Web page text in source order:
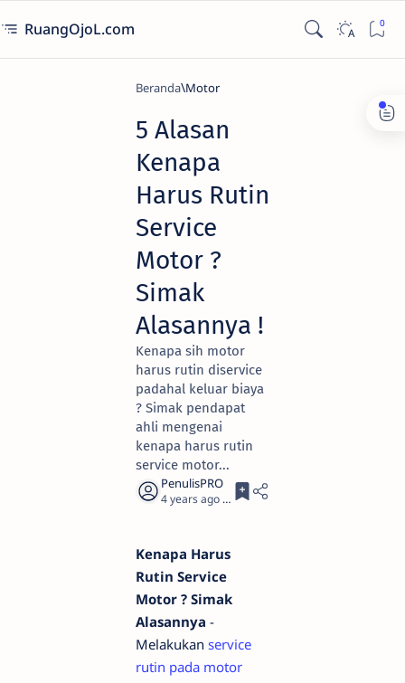
RuangOjoL.com
Beranda Motor
5 Alasan
Kenapa
Harus Rutin
Service
Motor ?
Simak
Alasannya !
Kenapa sih motor
harus rutin diservice
padahal keluar biaya
? Simak pendapat
ahli mengenai
kenapa harus rutin
service motor...
4 years ago 3
Kenapa Harus
Rutin Service
Motor ? Simak
Alasannya -
Melakukan service
rutin pada motor